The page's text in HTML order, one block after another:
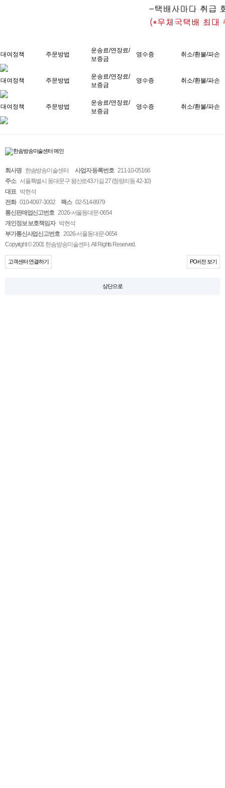
대여정책 주문방법
운송료/연장료/
보증금
영수증 취소/환불/파손
대여정책 주문방법
운송료/연장료/
보증금
영수증 취소/환불/파손
대여정책 주문방법
운송료/연장료/
보증금
영수증 취소/환불/파손
회사명 한솜방송미술센터 사업자 등록번호 211-10-05166
주소 서울특별시 동대문구 왕산로43가길 27 (청량리동 42-10)
대표 박현석
전화 010-4097-3002 팩스 02-514-8979
통신판매업신고번호 2026-서울동대문-0654
개인정보 보호책임자 박현석
부가통신사업신고번호 2026-서울동대문-0654
Copyright © 2001 한솜방송미술센터. All Rights Reserved.
고객센터 연결하기 PC버전 보기
상단으로